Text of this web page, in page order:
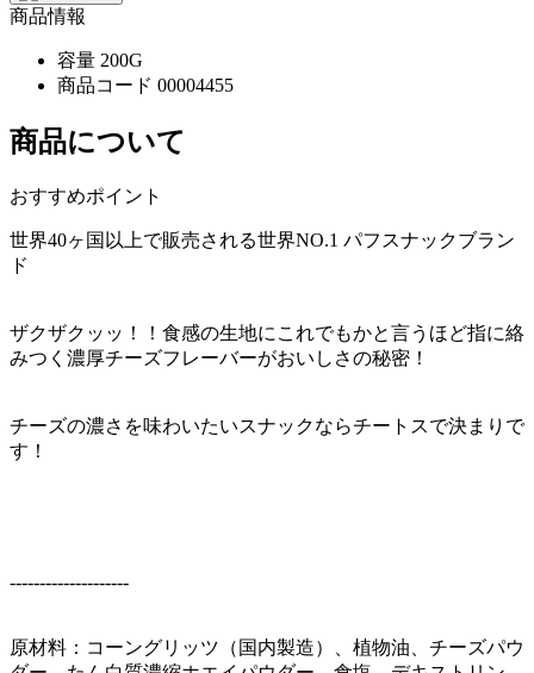
商品情報
容量 200G
商品コード 00004455
商品について
おすすめポイント
世界40ヶ国以上で販売される世界NO.1 パフスナックブラン
ド
ザクザクッッ！！食感の生地にこれでもかと言うほど指に絡
みつく濃厚チーズフレーバーがおいしさの秘密！
チーズの濃さを味わいたいスナックならチートスで決まりで
す！
--------------------
原材料：コーングリッツ（国内製造）、植物油、チーズパウ